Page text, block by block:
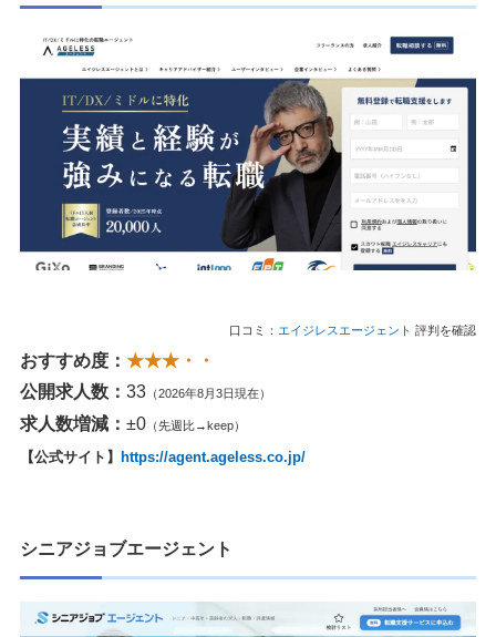
口コミ： エイジレスエージェント 評判を確認
おすすめ度： ★★★・・
公開求人数： 33 （2026年8月3日現在）
求人数増減： ±0 （先週比→keep）
【公式サイト】 https://agent.ageless.co.jp/
シニアジョブエージェント